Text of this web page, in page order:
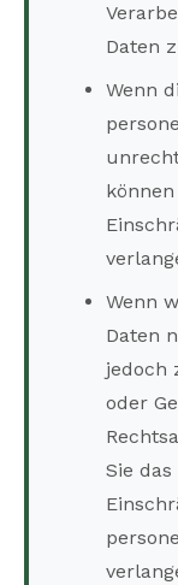
Daten
Wenn
Wenn
Daten
jedoch
oder
Sie